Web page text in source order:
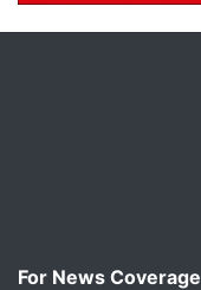
For News Coverage